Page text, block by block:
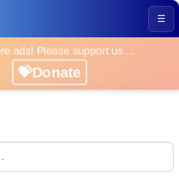
☰
ads! Please support us ...
💝Donate